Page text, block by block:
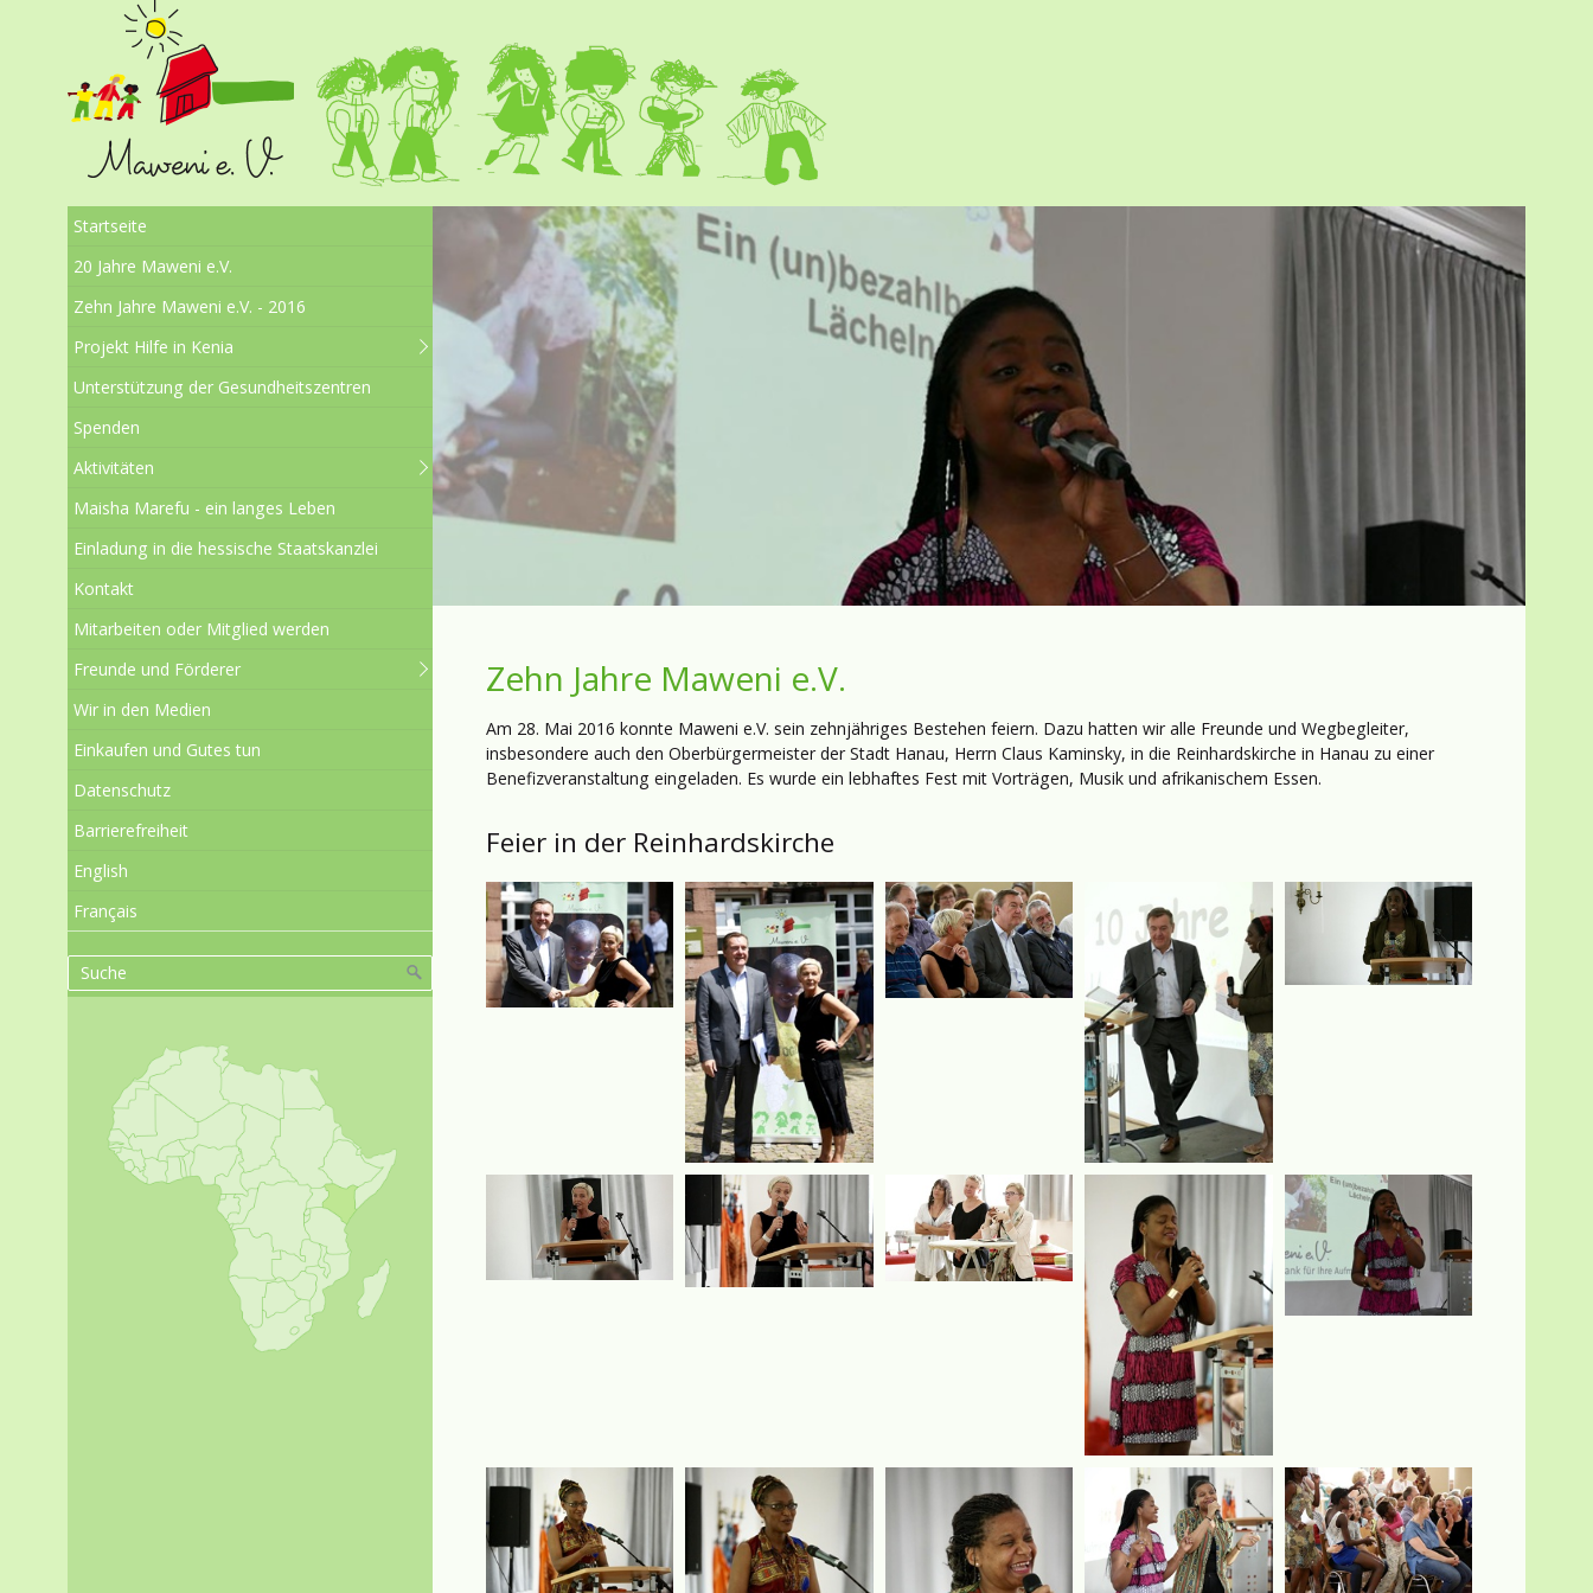
Startseite
20 Jahre Maweni e.V.
Zehn Jahre Maweni e.V. - 2016
Projekt Hilfe in Kenia
Unterstützung der Gesundheitszentren
Spenden
Aktivitäten
Maisha Marefu - ein langes Leben
Einladung in die hessische Staatskanzlei
Kontakt
Mitarbeiten oder Mitglied werden
Freunde und Förderer
Wir in den Medien
Einkaufen und Gutes tun
Datenschutz
Barrierefreiheit
English
Français
Zehn Jahre Maweni e.V.
Am 28. Mai 2016 konnte Maweni e.V. sein zehnjähriges Bestehen feiern. Dazu hatten wir alle Freunde und Wegbegleiter,
insbesondere auch den Oberbürgermeister der Stadt Hanau, Herrn Claus Kaminsky, in die Reinhardskirche in Hanau zu einer
Benefizveranstaltung eingeladen. Es wurde ein lebhaftes Fest mit Vorträgen, Musik und afrikanischem Essen.
Feier in der Reinhardskirche